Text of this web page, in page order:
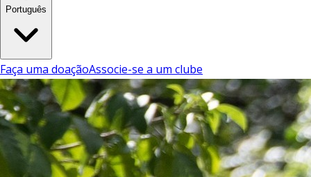
Português
Faça uma doaçãoAssocie-se a um clube